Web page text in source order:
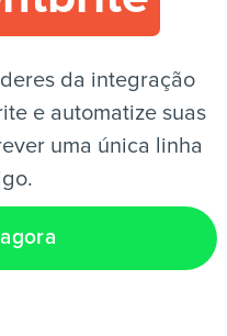
da integração
e automatize suas
uma única linha